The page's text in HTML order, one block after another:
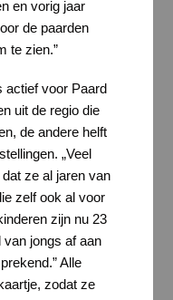
en vorig jaar
de paarden
te zien.”
actief voor Paard
uit de regio die
de andere helft
„Veel
ze al jaren van
zelf ook al voor
zijn nu 23
van jongs af aan
Alle
zodat ze